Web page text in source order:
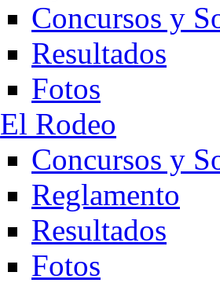
Concursos y
Resultados
Fotos
El Rodeo
Concursos y
Reglamento
Resultados
Fotos